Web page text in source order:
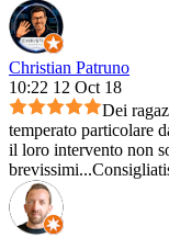
Christian Patruno
10:22 12 Oct 18
Dei
temperato particolare
il loro intervento non